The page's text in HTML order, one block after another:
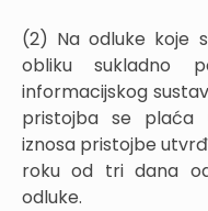
(2) Na odluke koje
obliku sukladno
informacijskog
pristojba se plaća
iznosa pristojbe
roku od tri dana
odluke.